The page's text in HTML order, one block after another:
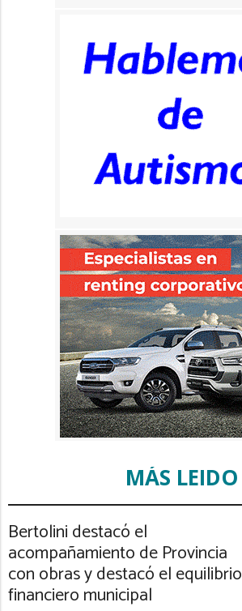
MÁS LEIDO
Bertolini destacó el
acompañamiento de Provincia
con obras y destacó el equilibrio
financiero municipal